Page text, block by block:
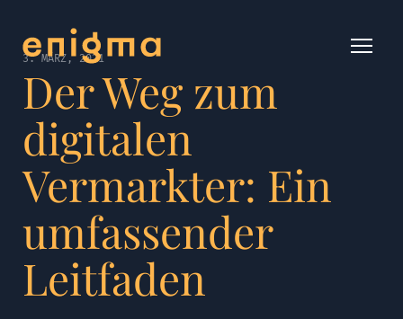
3. MÄRZ, 2021
Der Weg zum
digitalen
Vermarkter: Ein
umfassender
Leitfaden